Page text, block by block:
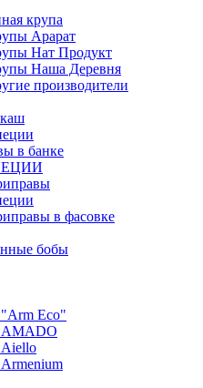
крупа
Арарат
Нат Продукт
Наша Деревня
производители
в банке
в фасовке
бобы
Eco"